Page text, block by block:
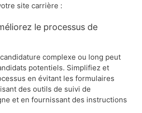
site carrière :
complexe ou long peut
potentiels. Simplifiez et
en évitant les formulaires
des outils de suivi de
et en fournissant des instructions